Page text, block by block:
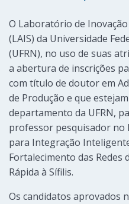
O Laboratório de
(LAIS) da Universidade
(UFRN), no uso de suas
a abertura de inscrições
com título de doutor em
de Produção e que
departamento da UFRN,
professor pesquisador no
para Integração
Fortalecimento das Redes
Rápida à Sífilis.
Os candidatos aprovados